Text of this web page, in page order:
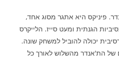
פיניקס היא אתגר מסוג אחד,
הגנתית ומעט סייז. הלייקרס
יכולה להוביל למשחק שונה.
של הת'אנדר מהשלוש לאורך כל